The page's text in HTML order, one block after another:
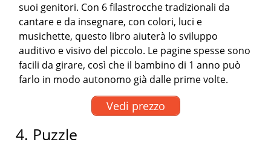
suoi genitori. Con 6 filastrocche tradizionali da
cantare e da insegnare, con colori, luci e
musichette, questo libro aiuterà lo sviluppo
auditivo e visivo del piccolo. Le pagine spesse sono
facili da girare, così che il bambino di 1 anno può
farlo in modo autonomo già dalle prime volte.
Vedi prezzo
4. Puzzle